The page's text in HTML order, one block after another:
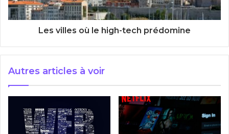
Les villes où le high-tech prédomine
Autres articles à voir